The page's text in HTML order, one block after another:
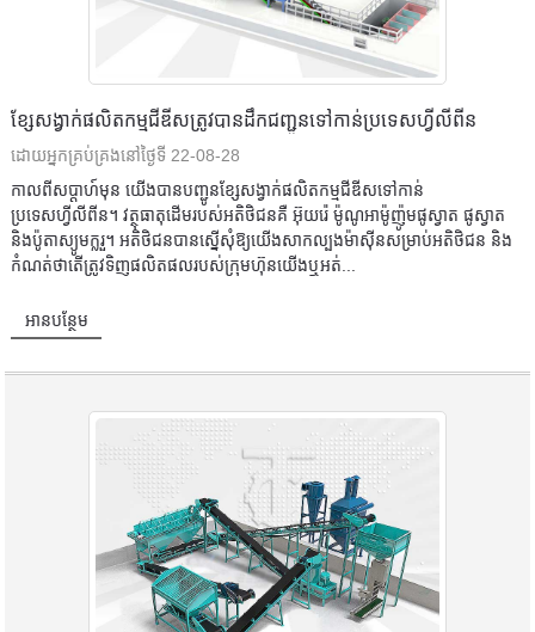
ខ្សែសង្វាក់ផលិតកម្មជីឌីសត្រូវបានដឹកជញ្ជូនទៅកាន់ប្រទេសហ្វីលីពីន
ដោយអ្នកគ្រប់គ្រងនៅថ្ងៃទី 22-08-28
កាលពីសប្តាហ៍មុន យើងបានបញ្ជូនខ្សែសង្វាក់ផលិតកម្មជីឌីសទៅកាន់
ប្រទេសហ្វីលីពីន។ វត្ថុធាតុដើមរបស់អតិថិជនគឺ អ៊ុយរ៉េ ម៉ូណូអាម៉ូញ៉ូមផូស្វាត ផូស្វាត
និងប៉ូតាស្យូមក្លរួ។ អតិថិជនបានស្នើសុំឱ្យយើងសាកល្បងម៉ាស៊ីនសម្រាប់អតិថិជន និង
កំណត់ថាតើត្រូវទិញផលិតផលរបស់ក្រុមហ៊ុនយើងឬអត់...
អានបន្ថែម